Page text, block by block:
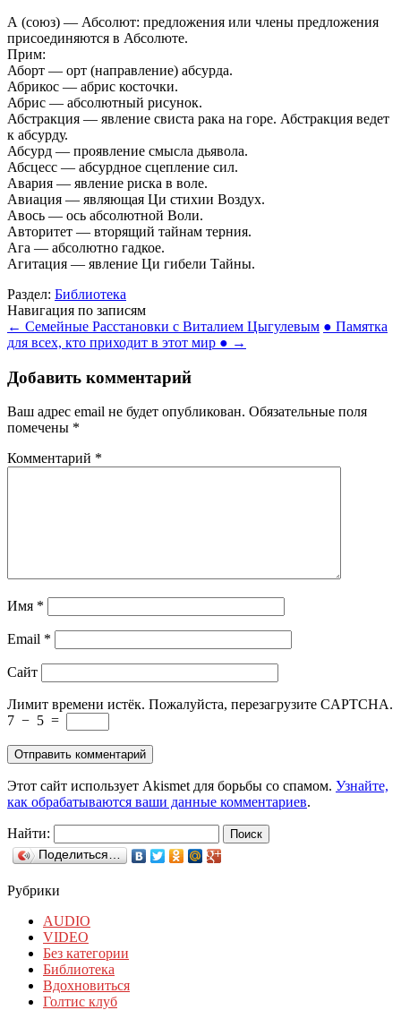
А (союз) — Абсолют: предложения или члены предложения
присоединяются в Абсолюте.
Прим:
Аборт — орт (направление) абсурда.
Абрикос — абрис косточки.
Абрис — абсолютный рисунок.
Абстракция — явление свиста рака на горе. Абстракция ведет
к абсурду.
Абсурд — проявление смысла дьявола.
Абсцесс — абсурдное сцепление сил.
Авария — явление риска в воле.
Авиация — являющая Ци стихии Воздух.
Авось — ось абсолютной Воли.
Авторитет — вторящий тайнам терния.
Ага — абсолютно гадкое.
Агитация — явление Ци гибели Тайны.
Раздел: Библиотека
Навигация по записям
← Семейные Расстановки с Виталием Цыгулевым ● Памятка
для всех, кто приходит в этот мир ● →
Добавить комментарий
Ваш адрес email не будет опубликован. Обязательные поля
помечены *
Комментарий *
Имя *
Email *
Сайт
Лимит времени истёк. Пожалуйста, перезагрузите CAPTCHA.
7 − 5 =
Этот сайт использует Akismet для борьбы со спамом. Узнайте,
как обрабатываются ваши данные комментариев.
Найти:
Поделиться…
Рубрики
AUDIO
VIDEO
Без категории
Библиотека
Вдохновиться
Голтис клуб